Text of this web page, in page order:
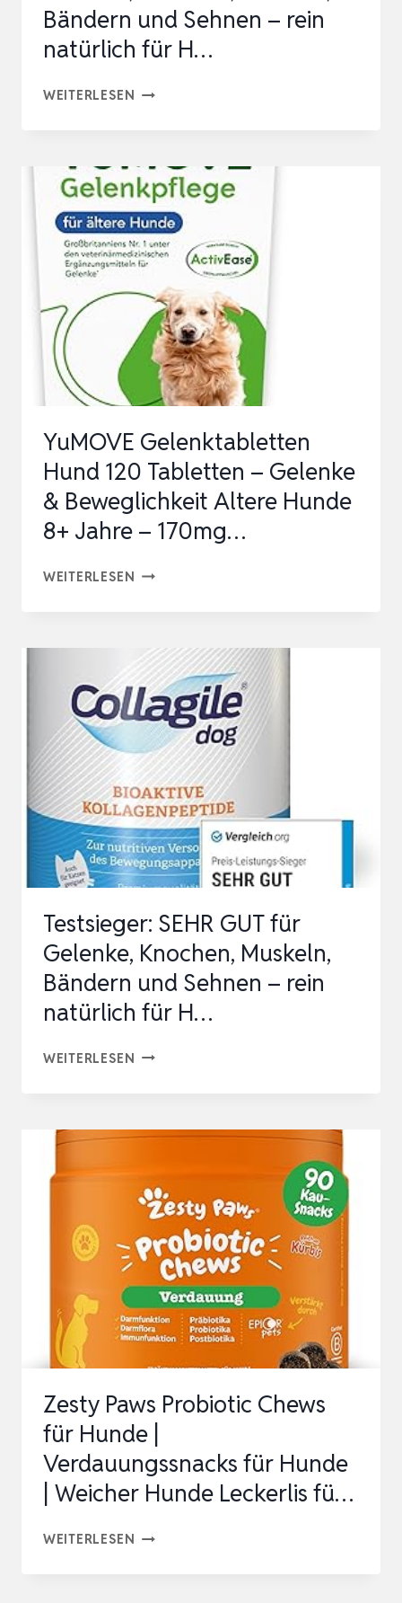
Bändern und Sehnen – rein
natürlich für H…
WEITERLESEN TESTSIEGER:
FÜR
GELENKE,
KNOCHEN,
MUSKELN,
UND
SEHNEN
REIN
FÜR
H…
YuMOVE Gelenktabletten
Hund 120 Tabletten – Gelenke
& Beweglichkeit Altere Hunde
8+ Jahre – 170mg…
WEITERLESEN YUMOVE
120
TABLETTEN
–
GELENKE
&
BEWEGLICHKEIT
ALTERE
HUNDE
8+
–
170MG…
Testsieger: SEHR GUT für
Gelenke, Knochen, Muskeln,
Bändern und Sehnen – rein
natürlich für H…
WEITERLESEN TESTSIEGER:
FÜR
KNOCHEN,
MUSKELN,
BÄNDERN
UND
SEHNEN
–
FÜR
H…
Zesty Paws Probiotic Chews
für Hunde |
Verdauungssnacks für Hunde
| Weicher Hunde Leckerlis fü…
WEITERLESEN ZESTY